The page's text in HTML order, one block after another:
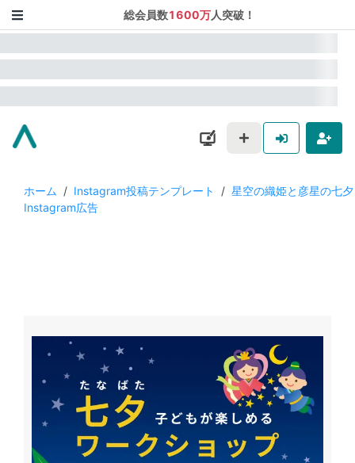
総会員数1600万人突破！
ホーム / Instagram投稿テンプレート / 星空の織姫と彦星の七夕
Instagram広告